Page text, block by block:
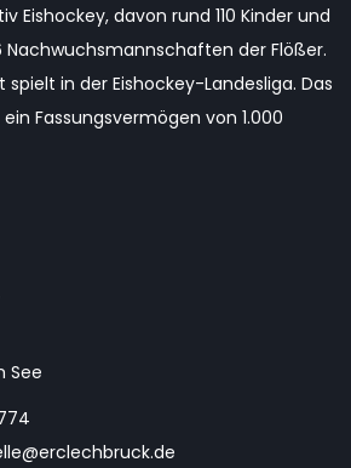
Eishockey, davon rund 110 Kinder und
der Flößer.
spielt in der Eishockey-Landesliga. Das
Fassungsvermögen von 1.000
See